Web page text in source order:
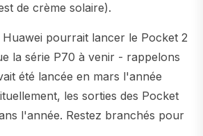
de crème solaire).
pourrait lancer le Pocket 2
la série P70 à venir - rappelons
été lancée en mars l'année
les sorties des Pocket
l'année. Restez branchés pour